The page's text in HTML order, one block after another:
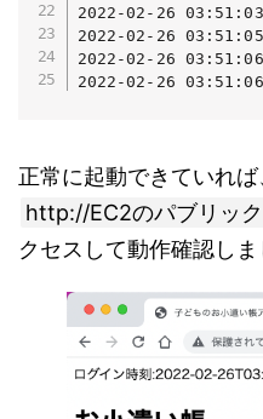
2022-02-26
2022-02-26
2022-02-26
2022-02-26
正常に起動できていれ
http://EC2のパブリッ
クセスして動作確認しま